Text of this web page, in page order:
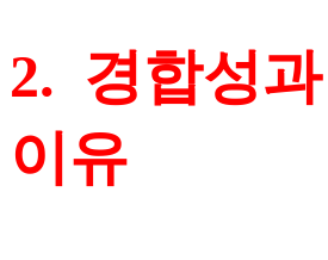
2. 경합성
이유